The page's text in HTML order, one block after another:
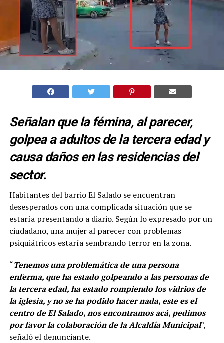
Señalan que la fémina, al parecer,
golpea a adultos de la tercera edad y
causa daños en las residencias del
sector.
Habitantes del barrio El Salado se encuentran
desesperados con una complicada situación que se
estaría presentando a diario. Según lo expresado por un
ciudadano, una mujer al parecer con problemas
psiquiátricos estaría sembrando terror en la zona.
“Tenemos una problemática de una persona
enferma, que ha estado golpeando a las personas de
la tercera edad, ha estado rompiendo los vidrios de
la iglesia, y no se ha podido hacer nada, este es el
centro de El Salado, nos encontramos acá, pedimos
por favor la colaboración de la Alcaldía Municipal”,
señaló el denunciante.